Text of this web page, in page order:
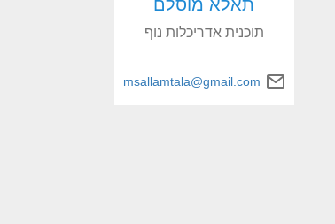
תאלא מוסלם
תוכנית אדריכלות נוף
msallamtala@gmail.com